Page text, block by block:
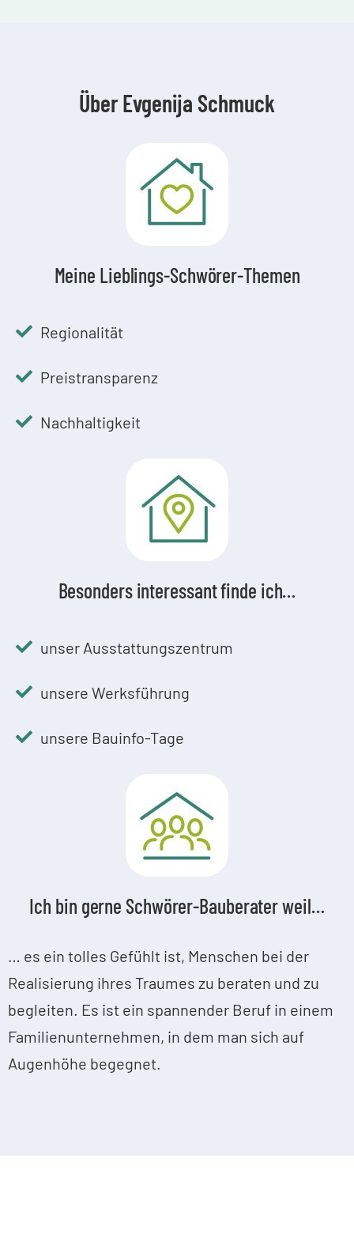
Über Evgenija Schmuck
Meine Lieblings-Schwörer-Themen
Regionalität
Preistransparenz
Nachhaltigkeit
Besonders interessant finde ich…
unser Ausstattungszentrum
unsere Werksführung
unsere Bauinfo-Tage
Ich bin gerne Schwörer-Bauberater weil…
… es ein tolles Gefühlt ist, Menschen bei der
Realisierung ihres Traumes zu beraten und zu
begleiten. Es ist ein spannender Beruf in einem
Familienunternehmen, in dem man sich auf
Augenhöhe begegnet.